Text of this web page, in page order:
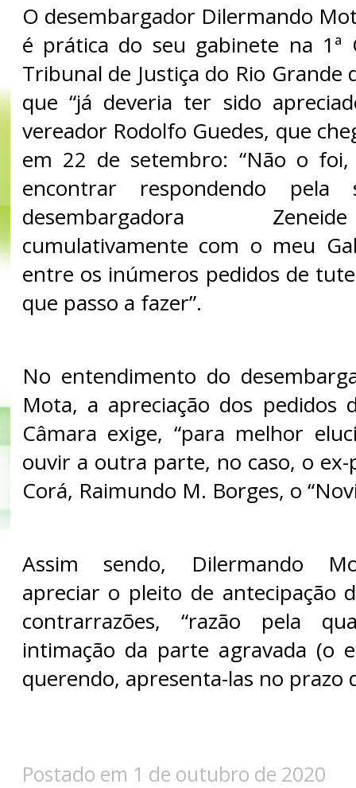
O desembargador Dilermando
é prática do seu gabinete na 1ª
Tribunal de Justiça do Rio Grande
que “já deveria ter sido
vereador Rodolfo Guedes, que
em 22 de setembro: “Não o
encontrar respondendo pela
desembargadora
cumulativamente com o meu
entre os inúmeros pedidos de
que passo a fazer”.
No entendimento do
Mota, a apreciação dos pedidos
Câmara exige, “para melhor
ouvir a outra parte, no caso, o
Corá, Raimundo M. Borges, o
Assim sendo, Dilermando
apreciar o pleito de antecipação
contrarrazões, “razão pela
intimação da parte agravada (o
querendo, apresenta-las no prazo
Postado em 1 de outubro de 2020